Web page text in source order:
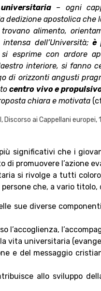
– ogni
dedizione apostolica che
alimento,
dell’Università;è
si esprime con ardore
interiore, si fanno
di orizzonti angusti
centro vivo e
chiara e motivata
II, Discorso ai Cappellani
significativi che i
di promuovere l’azione
si rivolge a tutti
che, a vario
sue diverse
l’accoglienza,
vita universitaria
e del messaggio
allo sviluppo